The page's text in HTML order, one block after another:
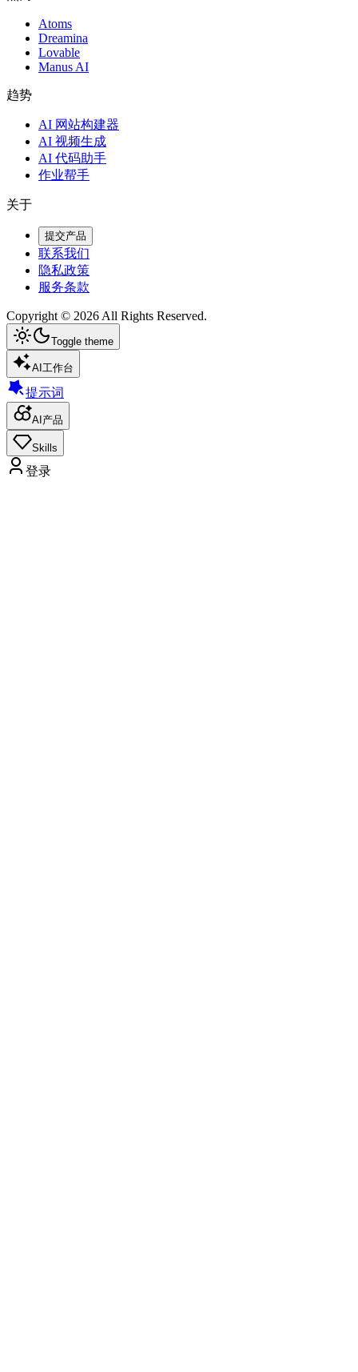
Atoms
Dreamina
Lovable
Manus AI
趋势
AI 网站构建器
AI 视频生成
AI 代码助手
作业帮手
关于
提交产品
联系我们
隐私政策
服务条款
Copyright © 2026 All Rights Reserved.
Toggle theme
AI工作台
提示词
AI产品
Skills
登录